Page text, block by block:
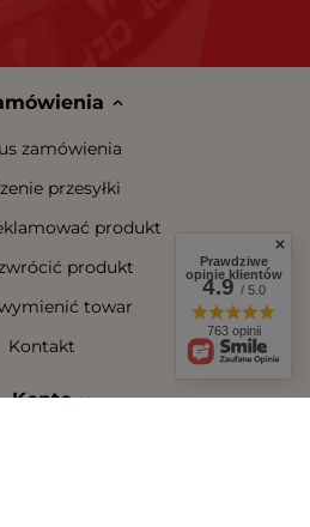
zamówienia
przesyłki
produkt
produkt
towar
Kontakt
Konto
Prawdziwe
opinie klientów
4.9/ 5.0
763 opinii